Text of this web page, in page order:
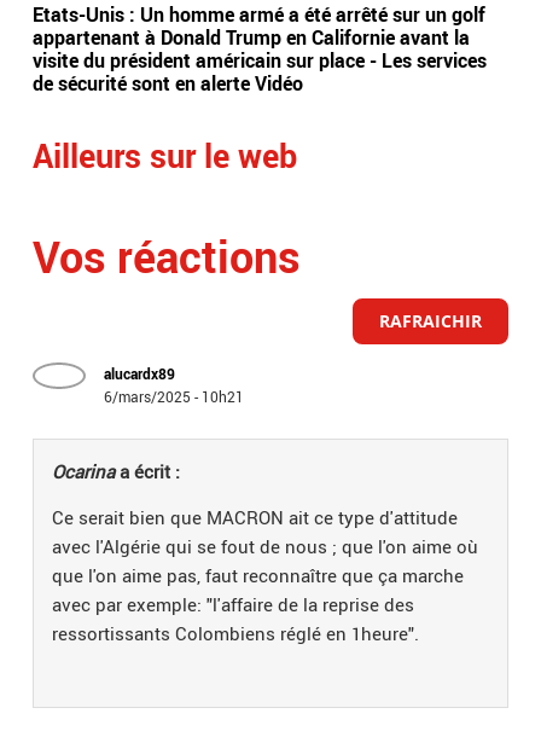
Etats-Unis : Un homme armé a été arrêté sur un golf
appartenant à Donald Trump en Californie avant la
visite du président américain sur place - Les services
de sécurité sont en alerte Vidéo
Ailleurs sur le web
Vos réactions
RAFRAICHIR
alucardx89
6/mars/2025 - 10h21
Ocarinaa écrit :
Ce serait bien que MACRON ait ce type d'attitude
avec l'Algérie qui se fout de nous ; que l'on aime où
que l'on aime pas, faut reconnaître que ça marche
avec par exemple: "l'affaire de la reprise des
ressortissants Colombiens réglé en 1heure".